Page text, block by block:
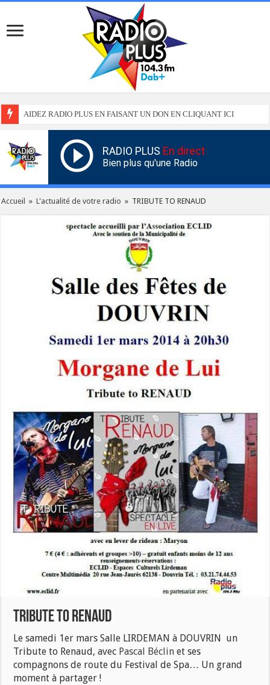
AIDEZ RADIO PLUS EN FAISANT UN DON EN CLIQUANT ICI
RADIO PLUS En direct
Bien plus qu'une Radio
Accueil » L'actualité de votre radio » TRIBUTE TO RENAUD
TRIBUTE TO RENAUD
Le samedi 1er mars Salle LIRDEMAN à DOUVRIN un
Tribute to Renaud, avec Pascal Béclin et ses
compagnons de route du Festival de Spa… Un grand
moment à partager !